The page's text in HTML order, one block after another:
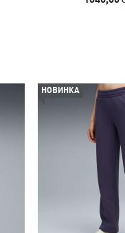
НОВИНКА